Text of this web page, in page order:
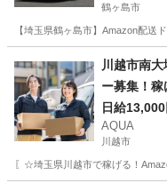
鶴ヶ島市
【埼玉県鶴ヶ島市】Amazon配
ドライバ
川越市南
ー募集！稼
日給13,000
AQUA
川越市
〖☆埼玉県川越市で稼げる！